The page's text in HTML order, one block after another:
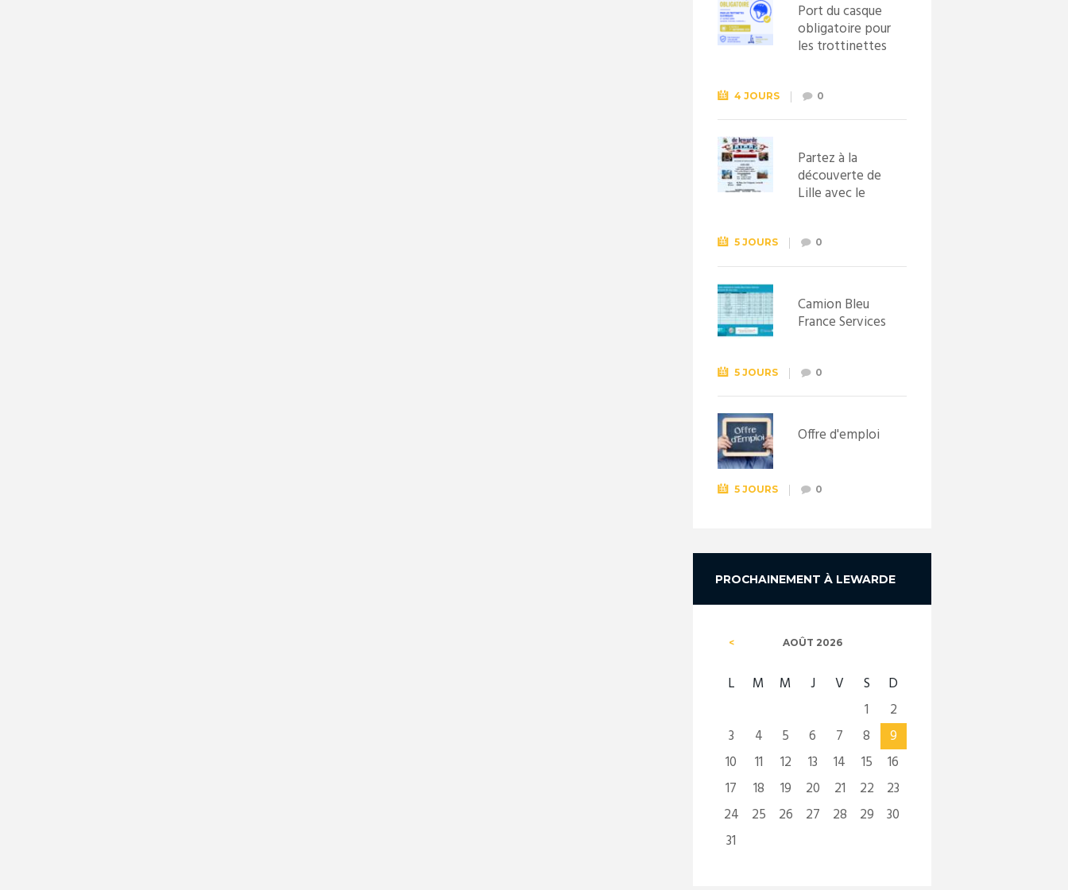
Port du casque
obligatoire pour
les trottinettes
septembre
2026
4 JOURS 0
Partez à la
découverte de
Lille avec le
Lewarde, le 26
septembre !
5 JOURS 0
Camion Bleu
France Services
5 JOURS 0
Offre d'emploi
5 JOURS 0
PROCHAINEMENT À LEWARDE
AOÛT 2026
L M M J V S
D
1
2
3
4 5 6 7 8
9
10
11 12 13 14 15
16
17
18 19 20 21 22
23
24
25 26 27 28 29
30
31